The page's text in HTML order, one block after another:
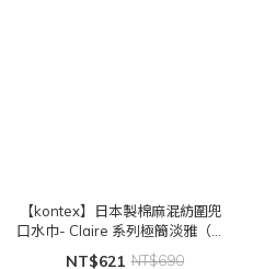
【kontex】日本製棉麻混紡圍兜
口水巾- Claire 系列極簡淡雅（三
色可選）
NT$621 NT$690